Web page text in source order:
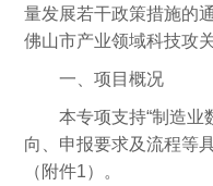
量发展若干政策措施的
佛山市产业领域科技攻
一、项目概况
本专项支持“制造业数
向、申报要求及流程等
（附件1）。